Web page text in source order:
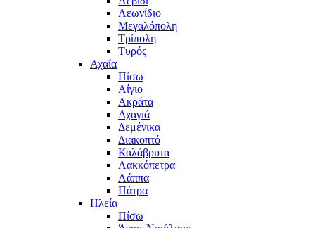
Λεωνίδιο
Μεγαλόπολη
Τρίπολη
Τυρός
Αχαΐα
Πίσω
Αίγιο
Ακράτα
Αχαγιά
Δεμένικα
Διακοπτό
Καλάβρυτα
Λακκόπετρα
Λάππα
Πάτρα
Ηλεία
Πίσω